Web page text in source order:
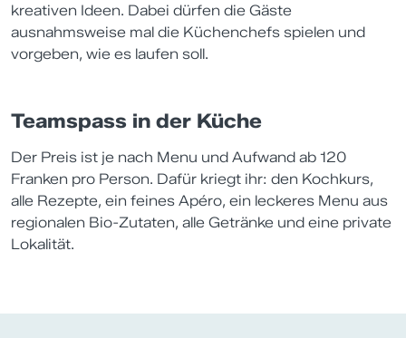
kreativen Ideen. Dabei dürfen die Gäste
ausnahmsweise mal die Küchenchefs spielen und
vorgeben, wie es laufen soll.
Teamspass in der Küche
Der Preis ist je nach Menu und Aufwand ab 120
Franken pro Person. Dafür kriegt ihr: den Kochkurs,
alle Rezepte, ein feines Apéro, ein leckeres Menu aus
regionalen Bio-Zutaten, alle Getränke und eine private
Lokalität.